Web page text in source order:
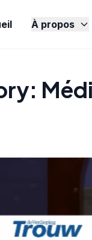
À propos